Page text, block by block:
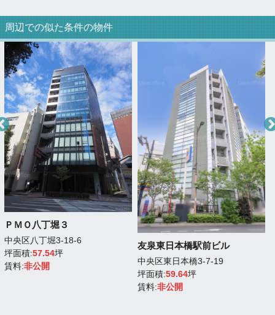
周辺での似た条件の物件
ＰＭＯ八丁堀３
中央区八丁堀3-18-6
坪面積:57.54坪
賃料:非公開
友泉東日本橋駅前ビル
中央区東日本橋3-7-19
坪面積:59.64坪
賃料:非公開